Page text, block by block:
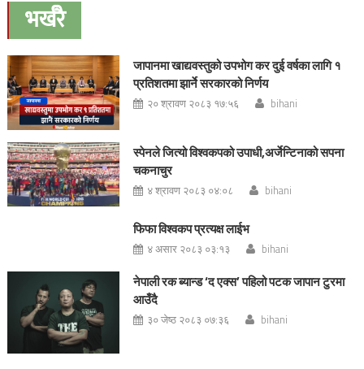
भर्खरै
जापानमा खाद्यवस्तुको उपभोग कर दुई वर्षका लागि १
प्रतिशतमा झार्ने सरकारको निर्णय
२० श्रावण २०८३ १७:५६ bihani
स्पेनले जित्यो विश्वकपको उपाधी,अर्जेन्टिनाको सपना
चकनाचुर
४ श्रावण २०८३ ०४:०८ bihani
फिफा विश्वकप प्रत्यक्ष लाईभ
४ असार २०८३ ०३:१३ bihani
नेपाली रक ब्यान्ड ‘द एक्स’ पहिलो पटक जापान टुरमा
आउँदै
३० जेष्ठ २०८३ ०७:३६ bihani